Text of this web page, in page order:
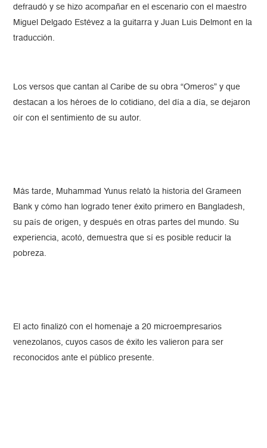
defraudó y se hizo acompañar en el escenario con el maestro
Miguel Delgado Estévez a la guitarra y Juan Luis Delmont en la
traducción.
Los versos que cantan al Caribe de su obra “Omeros” y que
destacan a los héroes de lo cotidiano, del día a día, se dejaron
oír con el sentimiento de su autor.
Más tarde, Muhammad Yunus relató la historia del Grameen
Bank y cómo han logrado tener éxito primero en Bangladesh,
su país de origen, y después en otras partes del mundo. Su
experiencia, acotó, demuestra que sí es posible reducir la
pobreza.
El acto finalizó con el homenaje a 20 microempresarios
venezolanos, cuyos casos de éxito les valieron para ser
reconocidos ante el público presente.